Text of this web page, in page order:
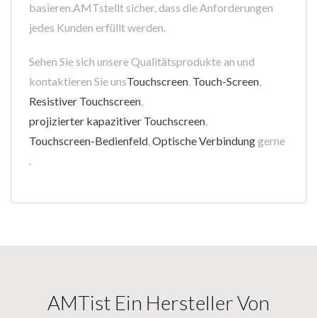
basieren.AMTstellt sicher, dass die Anforderungen
jedes Kunden erfüllt werden.
Sehen Sie sich unsere Qualitätsprodukte an und
kontaktieren Sie unsTouchscreen, Touch-Screen,
Resistiver Touchscreen,
projizierter kapazitiver Touchscreen,
Touchscreen-Bedienfeld,Optische Verbindunggerne
.
AMTist Ein Hersteller Von